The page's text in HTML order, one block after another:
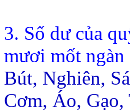
3. Số dư của
mươi mốt ngàn
Bút, Nghiên,
Cơm, Áo, Gạo,